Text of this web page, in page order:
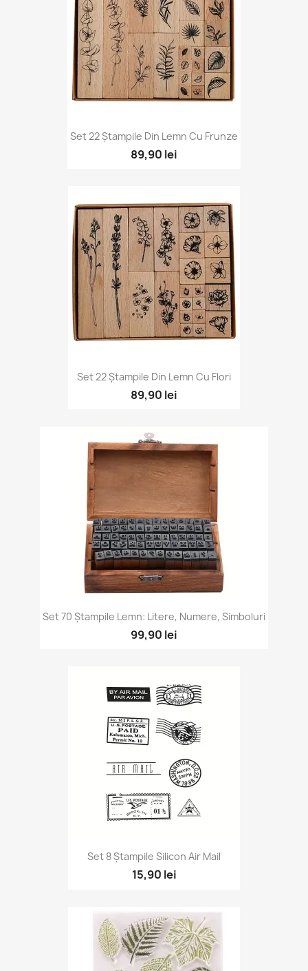
Set 22 Ștampile Din Lemn Cu Frunze
89,90 lei
Set 22 Ștampile Din Lemn Cu Flori
89,90 lei
Set 70 Ștampile Lemn: Litere, Numere, Simboluri
99,90 lei
Set 8 Ștampile Silicon Air Mail
15,90 lei